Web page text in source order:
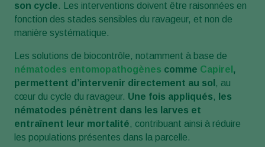
son cycle. Les interventions doivent être raisonnées en
fonction des stades sensibles du ravageur, et non de
manière systématique.
Les solutions de biocontrôle, notamment à base de
nématodes entomopathogènes comme Capirel ,
permettent d’intervenir directement au sol , au
cœur du cycle du ravageur. Une fois appliqués,
les
nématodes pénètrent dans les larves et
entraînent leur mortalité, contribuant ainsi à réduire
les populations présentes dans la parcelle.